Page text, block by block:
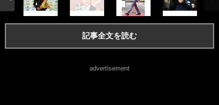
記事全文を読む
advertisement